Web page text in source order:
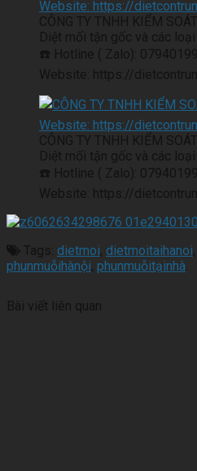
CÔNG TY TNHH KIỂM
Diệt mối tận gốc và các
☎️ Hotline ( Zalo):
Website: https://
CÔNG TY TNHH KIỂM
Diệt mối tận gốc và các
☎️ Hotline ( Zalo):
Website: https://
Tags: dietmoi dietmoitaihanoi
phunmuỗihànội phunmuỗitạinhà
Bài viết liên quan